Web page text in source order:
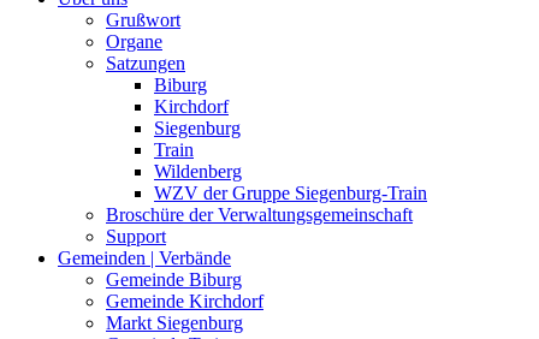
Grußwort
Organe
Satzungen
Biburg
Kirchdorf
Siegenburg
Train
Wildenberg
WZV der Gruppe Siegenburg-Train
Broschüre der Verwaltungsgemeinschaft
Support
Gemeinden | Verbände
Gemeinde Biburg
Gemeinde Kirchdorf
Markt Siegenburg